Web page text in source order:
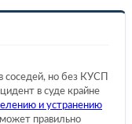
соседей, но без КУСП
в суде крайне
и устранению
правильно